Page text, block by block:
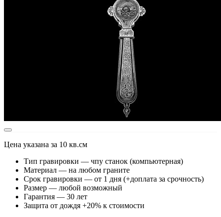
Цена указана за 10 кв.см
Тип гравировки — чпу станок (компьютерная)
Материал — на любом граните
Срок гравировки — от 1 дня (+доплата за срочность)
Размер — любой возможный
Гарантия — 30 лет
Защита от дождя +20% к стоимости